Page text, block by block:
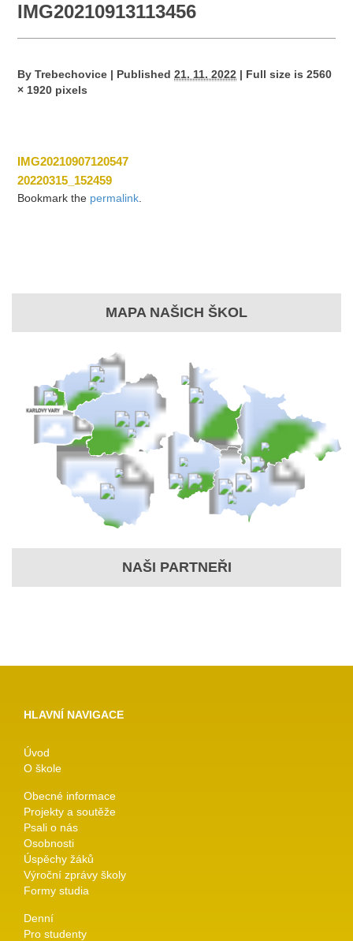
IMG20210913113456
By Trebechovice | Published 21. 11. 2022 | Full size is2560
× 1920 pixels
IMG20210907120547
20220315_152459
Bookmark the permalink
MAPA NAŠICH ŠKOL
NAŠI PARTNEŘI
HLAVNÍ NAVIGACE
Úvod
O škole
Obecné informace
Projekty a soutěže
Psali o nás
Osobnosti
Úspěchy žáků
Výroční zprávy školy
Formy studia
Denní
Pro studenty